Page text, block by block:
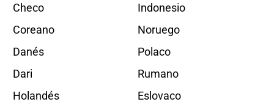
Checo
Coreano
Danés
Dari
Holandés
Indonesio
Noruego
Polaco
Rumano
Eslovaco